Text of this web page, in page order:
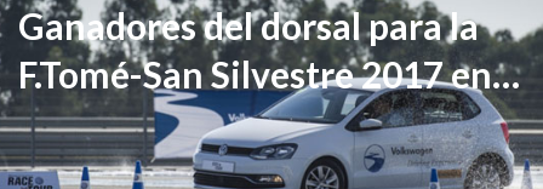
Ganadores del dorsal para la
F.Tomé-San Silvestre 2017 en
Alcalá de Henares